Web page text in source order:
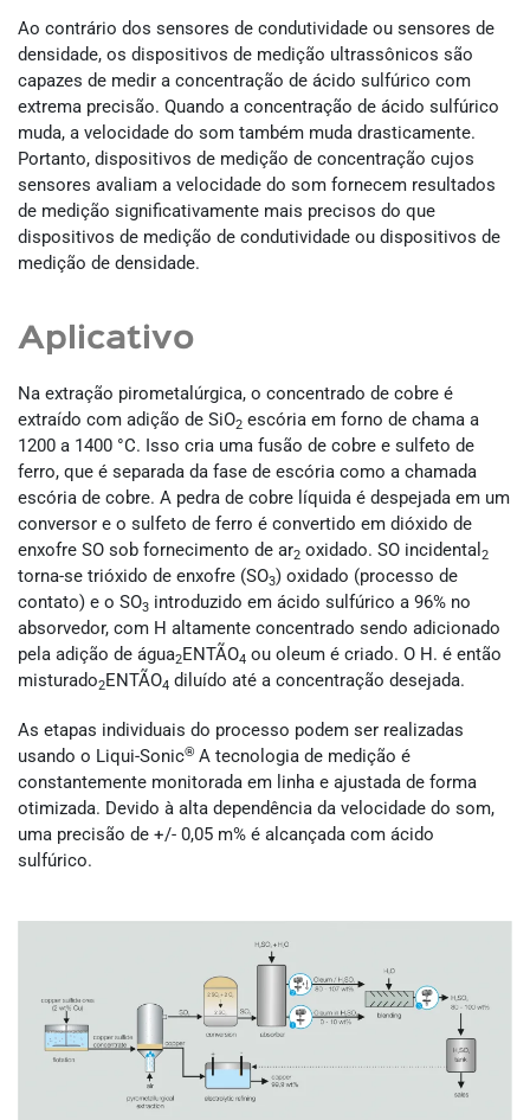
Ao contrário dos sensores de condutividade ou sensores de
densidade, os dispositivos de medição ultrassônicos são
capazes de medir a concentração de ácido sulfúrico com
extrema precisão. Quando a concentração de ácido sulfúrico
muda, a velocidade do som também muda drasticamente.
Portanto, dispositivos de medição de concentração cujos
sensores avaliam a velocidade do som fornecem resultados
de medição significativamente mais precisos do que
dispositivos de medição de condutividade ou dispositivos de
medição de densidade.
Aplicativo
Na extração pirometalúrgica, o concentrado de cobre é
extraído com adição de SiO2 escória em forno de chama a
1200 a 1400 °C. Isso cria uma fusão de cobre e sulfeto de
ferro, que é separada da fase de escória como a chamada
escória de cobre. A pedra de cobre líquida é despejada em um
conversor e o sulfeto de ferro é convertido em dióxido de
enxofre SO sob fornecimento de ar2 oxidado. SO incidental 2
torna-se trióxido de enxofre (SO3) oxidado (processo de
contato) e o SO3 introduzido em ácido sulfúrico a 96% no
absorvedor, com H altamente concentrado sendo adicionado
pela adição de água2ENTÃO4 ou oleum é criado. O H. é então
misturado2ENTÃO4 diluído até a concentração desejada.
As etapas individuais do processo podem ser realizadas
usando o Liqui-Sonic® A tecnologia de medição é
constantemente monitorada em linha e ajustada de forma
otimizada. Devido à alta dependência da velocidade do som,
uma precisão de +/- 0,05 m% é alcançada com ácido
sulfúrico.